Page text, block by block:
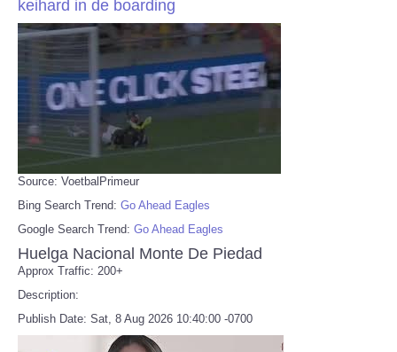
keihard in de boarding
Source: VoetbalPrimeur
Bing Search Trend: Go Ahead Eagles
Google Search Trend: Go Ahead Eagles
Huelga Nacional Monte De Piedad
Approx Traffic: 200+
Description:
Publish Date: Sat, 8 Aug 2026 10:40:00 -0700